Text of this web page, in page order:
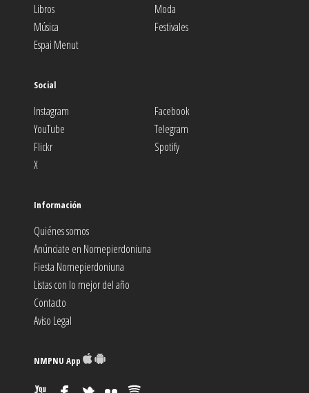
Libros
Moda
Música
Festivales
Espai Menut
Social
Instagram
Facebook
YouTube
Telegram
Flickr
Spotify
X
Información
Quiénes somos
Anúnciate en Nomepierdoniuna
Fiesta Nomepierdoniuna
Listas con lo mejor del año
Contacto
Aviso Legal
NMPNU App